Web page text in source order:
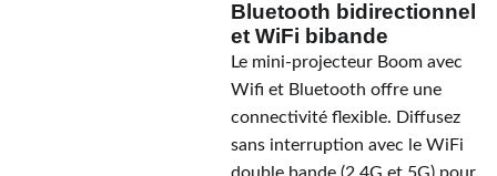
Bluetooth bidirectionnel
et WiFi bibande
Le mini-projecteur Boom avec
Wifi et Bluetooth offre une
connectivité flexible. Diffusez
sans interruption avec le WiFi